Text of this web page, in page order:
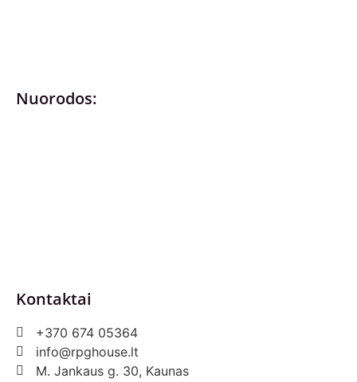
Nuorodos:
Kontaktai
+370 674 05364
info@rpghouse.lt
M. Jankaus g. 30, Kaunas